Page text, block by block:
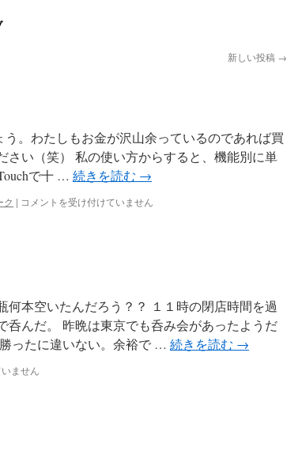
新しい投稿 →
。わたしもお金が沢山余っているのであれば買
さい（笑） 私の使い方からすると、機能別に単
で十 … 続きを読む →
ク | iPhone
コメントを受け付けていません
何本空いたんだろう？？ １１時の閉店時間を過
呑んだ。 昨晩は東京でも呑み会があったようだ
ったに違いない。余裕で … 続きを読む →
ません